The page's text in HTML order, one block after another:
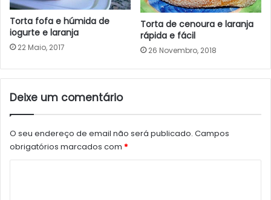
Torta fofa e húmida de
iogurte e laranja
22 Maio, 2017
Torta de cenoura e laranja
rápida e fácil
26 Novembro, 2018
Deixe um comentário
O seu endereço de email não será publicado. Campos
obrigatórios marcados com *